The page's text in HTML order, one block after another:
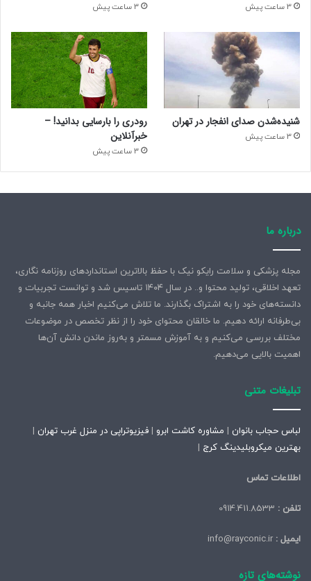
3 ساعت پیش 3 ساعت پیش
شنیده‌شدن صدای انفجار در تهران
3 ساعت پیش
رودری را بارسایی بدانید! –
خبرآنلاین
3 ساعت پیش
درباره ما
مجله پزشکی و سلامت رایکو نیک با حفظ بالاترین استانداردهای روزنامه نگاری،
تعهد اخلاقی، تولید محتوا و.. در سال ۱۴۰۴ تاسیس شد و توانست تجربیات و
دانسته‌های خود را به اشتراک بگذارند. ما تلاش می‌کنیم اخبار همه جانبه و
بی‌طرفانه ارائه دهیم. ما خالقان محتوای خود را از نظر تخصص در موضوعات
مختلف بررسی می‌کنیم و به آموزش مسمتر و به‌روز ماندن دانش آن‌ها
اهمیت بالایی می‌دهیم.
تبلیغات متنی
لباس حجاب بانوان | مشاوره کاشت ابرو | فیزیوتراپی در منزل غرب تهران |
بهترین میکروبلیدینگ کرج |
اطلاعات تماس
تلفن :
ایمیل :
نوشته‌های تازه